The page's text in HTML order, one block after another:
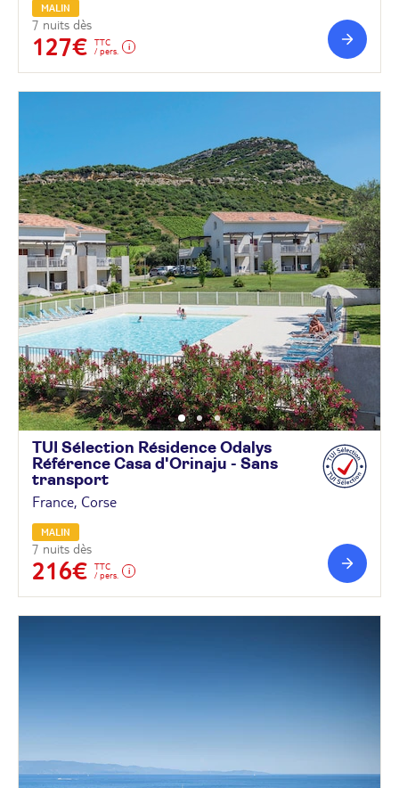
MALIN
7 nuits dès
127€
TTC
/ pers.
TUI Sélection Résidence Odalys
Référence Casa d'Orinaju - Sans
transport
France, Corse
MALIN
7 nuits dès
216€
TTC
/ pers.